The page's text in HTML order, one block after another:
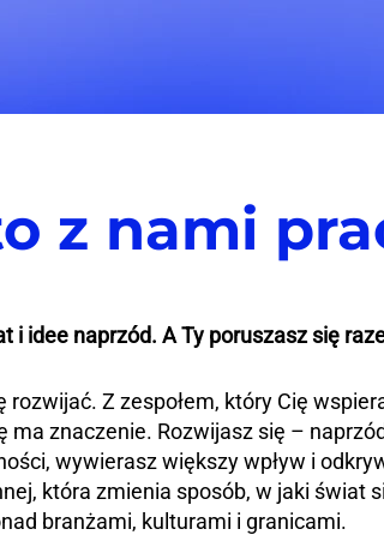
z nami
i idee naprzód. A Ty poruszasz się
Z zespołem, który Cię
znaczenie. Rozwijasz się –
wywierasz większy wpływ i
która zmienia sposób, w jaki świat
branżami, kulturami i granicami.